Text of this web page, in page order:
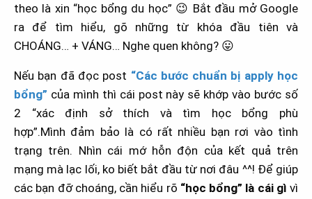
theo là xin “học bổng du học” 😉 Bắt đầu mở Google
ra để tìm hiểu, gõ những từ khóa đầu tiên và
CHOÁNG… + VÁNG… Nghe quen không? 😛
Nếu bạn đã đọc post “Các bước chuẩn bị apply học
bổng” của mình thì cái post này sẽ khớp vào bước số
2 “xác định sở thích và tìm học bổng phù
hợp”.Mình đảm bảo là có rất nhiều bạn rơi vào tình
trạng trên. Nhìn cái mớ hỗn độn của kết quả trên
mạng mà lạc lối, ko biết bắt đầu từ nơi đâu ^^! Để giúp
các bạn đỡ choáng, cần hiểu rõ “học bổng” là cái gì vì